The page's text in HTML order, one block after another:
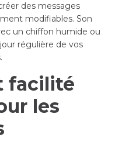
des messages
modifiables. Son
un chiffon humide ou
régulière de vos
facilité
les